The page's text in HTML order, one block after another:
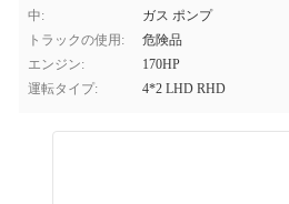
中:
ガス ポンプ
トラックの使用:
危険品
エンジン:
170HP
運転タイプ:
4*2 LHD RHD